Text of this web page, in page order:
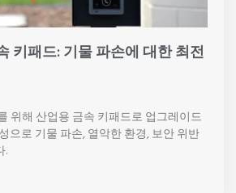
키패드: 기물 파손에 대한 최전
위해 산업용 금속 키패드로 업그레이드
으로 기물 파손, 열악한 환경, 보안 위반
.